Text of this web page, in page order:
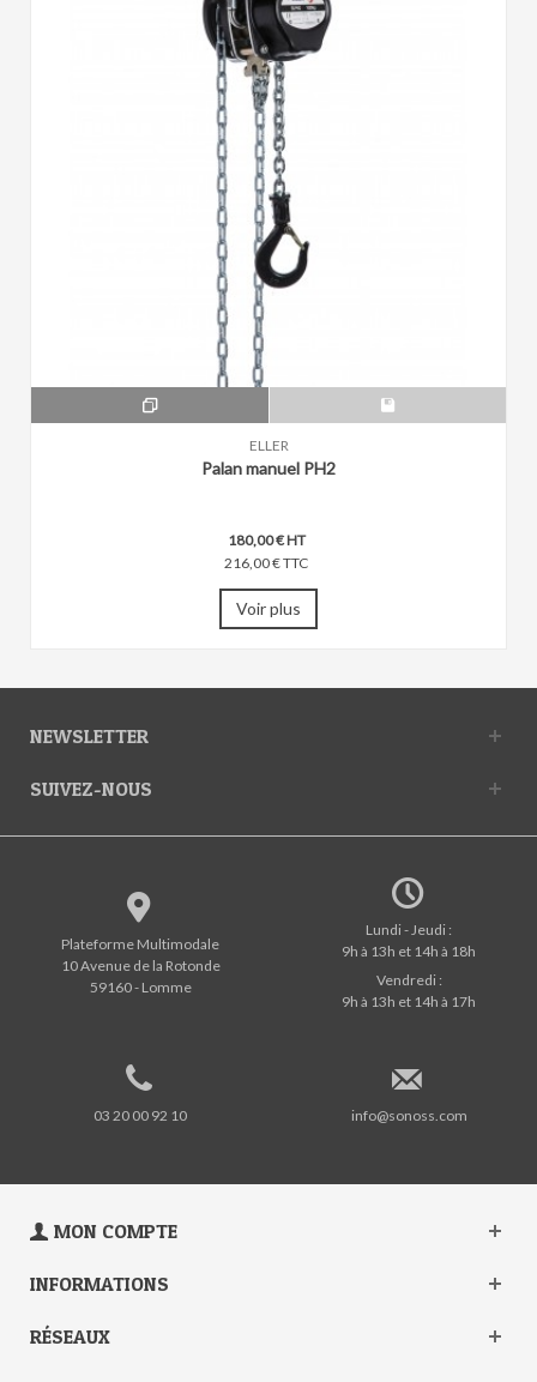
ELLER
Palan manuel PH2
180,00 € HT
216,00 € TTC
Voir plus
NEWSLETTER
SUIVEZ-NOUS
Plateforme Multimodale
10 Avenue de la Rotonde
59160 - Lomme
Lundi - Jeudi :
9h à 13h et 14h à 18h
Vendredi :
9h à 13h et 14h à 17h
03 20 00 92 10 info@sonoss.com
MON COMPTE
INFORMATIONS
RÉSEAUX